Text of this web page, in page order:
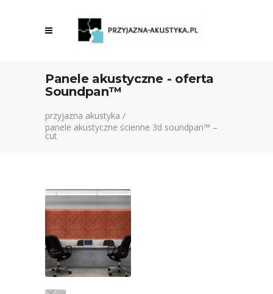
Panele akustyczne - oferta
Soundpan™
przyjazna akustyka /
panele akustyczne ścienne 3d soundpan™ –
cut